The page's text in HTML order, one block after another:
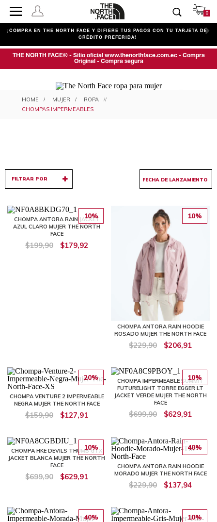
0
¡COMPRA EN THE NORTH FACE Y DIFIERE TUS PAGOS CON TU TARJETA DE
CRÉDITO PREFERIDA!
THE NORTH FACE® - Sitio oficial www.thenorthface.com.ec - Compra
Original - Compra segura
CHOMPAS IMPERMEABLES PARA
MUJER
MUJER
ROPA
CHOMPAS IMPERMEABLES
FILTRAR POR
10%
CHOMPA ANTORA RAIN JACKET
AZUL CLARO MUJER THE NORTH
FACE
$199,90 $179,92
10%
CHOMPA ANTORA RAIN HOODIE
ROSADO MUJER THE NORTH FACE
$229,90 $206,91
20%
CHOMPA VENTURE 2 IMPERMEABLE
NEGRA MUJER THE NORTH FACE
$159,90 $127,91
10%
CHOMPA IMPERMEABLE SUMMIT
FUTURELIGHT TORRE EGGER LT
JACKET VERDE MUJER THE NORTH
FACE
$699,90 $629,91
10%
CHOMPA HKE DEVILS THUMB GTX
JACKET BLANCA MUJER THE NORTH
FACE
$699,90 $629,91
40%
CHOMPA ANTORA RAIN HOODIE
MORADO MUJER THE NORTH FACE
$229,90 $137,94
40% 10%